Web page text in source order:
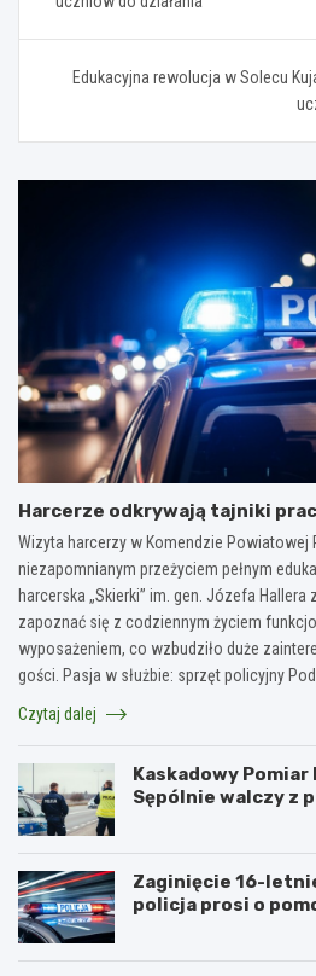
Edukacyjna rewolucja w Solecu
Harcerze odkrywają tajniki
Wizyta harcerzy w Komendzie Powiatowej
niezapomnianym przeżyciem pełnym
harcerska „Skierki” im. gen. Józefa Hallera
zapoznać się z codziennym życiem
wyposażeniem, co wzbudziło duże
gości. Pasja w służbie: sprzęt policyjny
Czytaj dalej
Kaskadowy
Sępólnie walczy z
Zaginięcie 16-
policja prosi o